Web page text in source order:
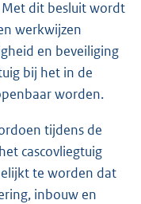
dit besluit wordt
werkwijzen
en beveiliging
bij het in de
worden.
tijdens de
cascovliegtuig
te worden dat
inbouw en